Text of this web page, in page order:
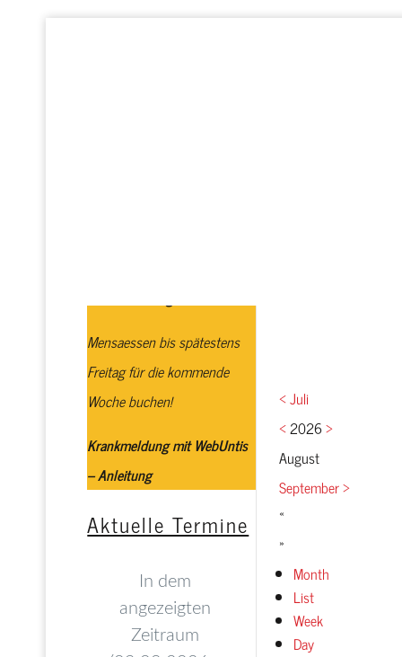
Mensaessen bis spätestens
Freitag für die kommende
Woche buchen!
Krankmeldung mit WebUntis
– Anleitung
Aktuelle Termine
<Juli
<2026>
August
September>
«
»
Month
List
Week
Day